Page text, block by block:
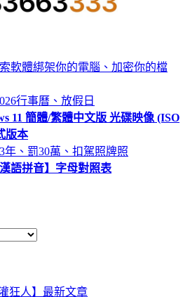
軟體綁架你的電腦、加密你的檔
行事曆、放假日
11 簡體/繁體中文版 光碟映像 (ISO
版本
年、罰30萬、扣駕照牌照
語拼音】字母對照表